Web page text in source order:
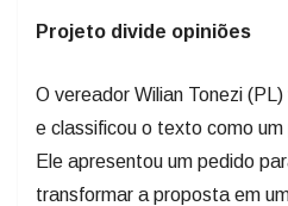
Projeto divide opiniões
O vereador Wilian Tonezi
e classificou o texto como
Ele apresentou um pedido
transformar a proposta em